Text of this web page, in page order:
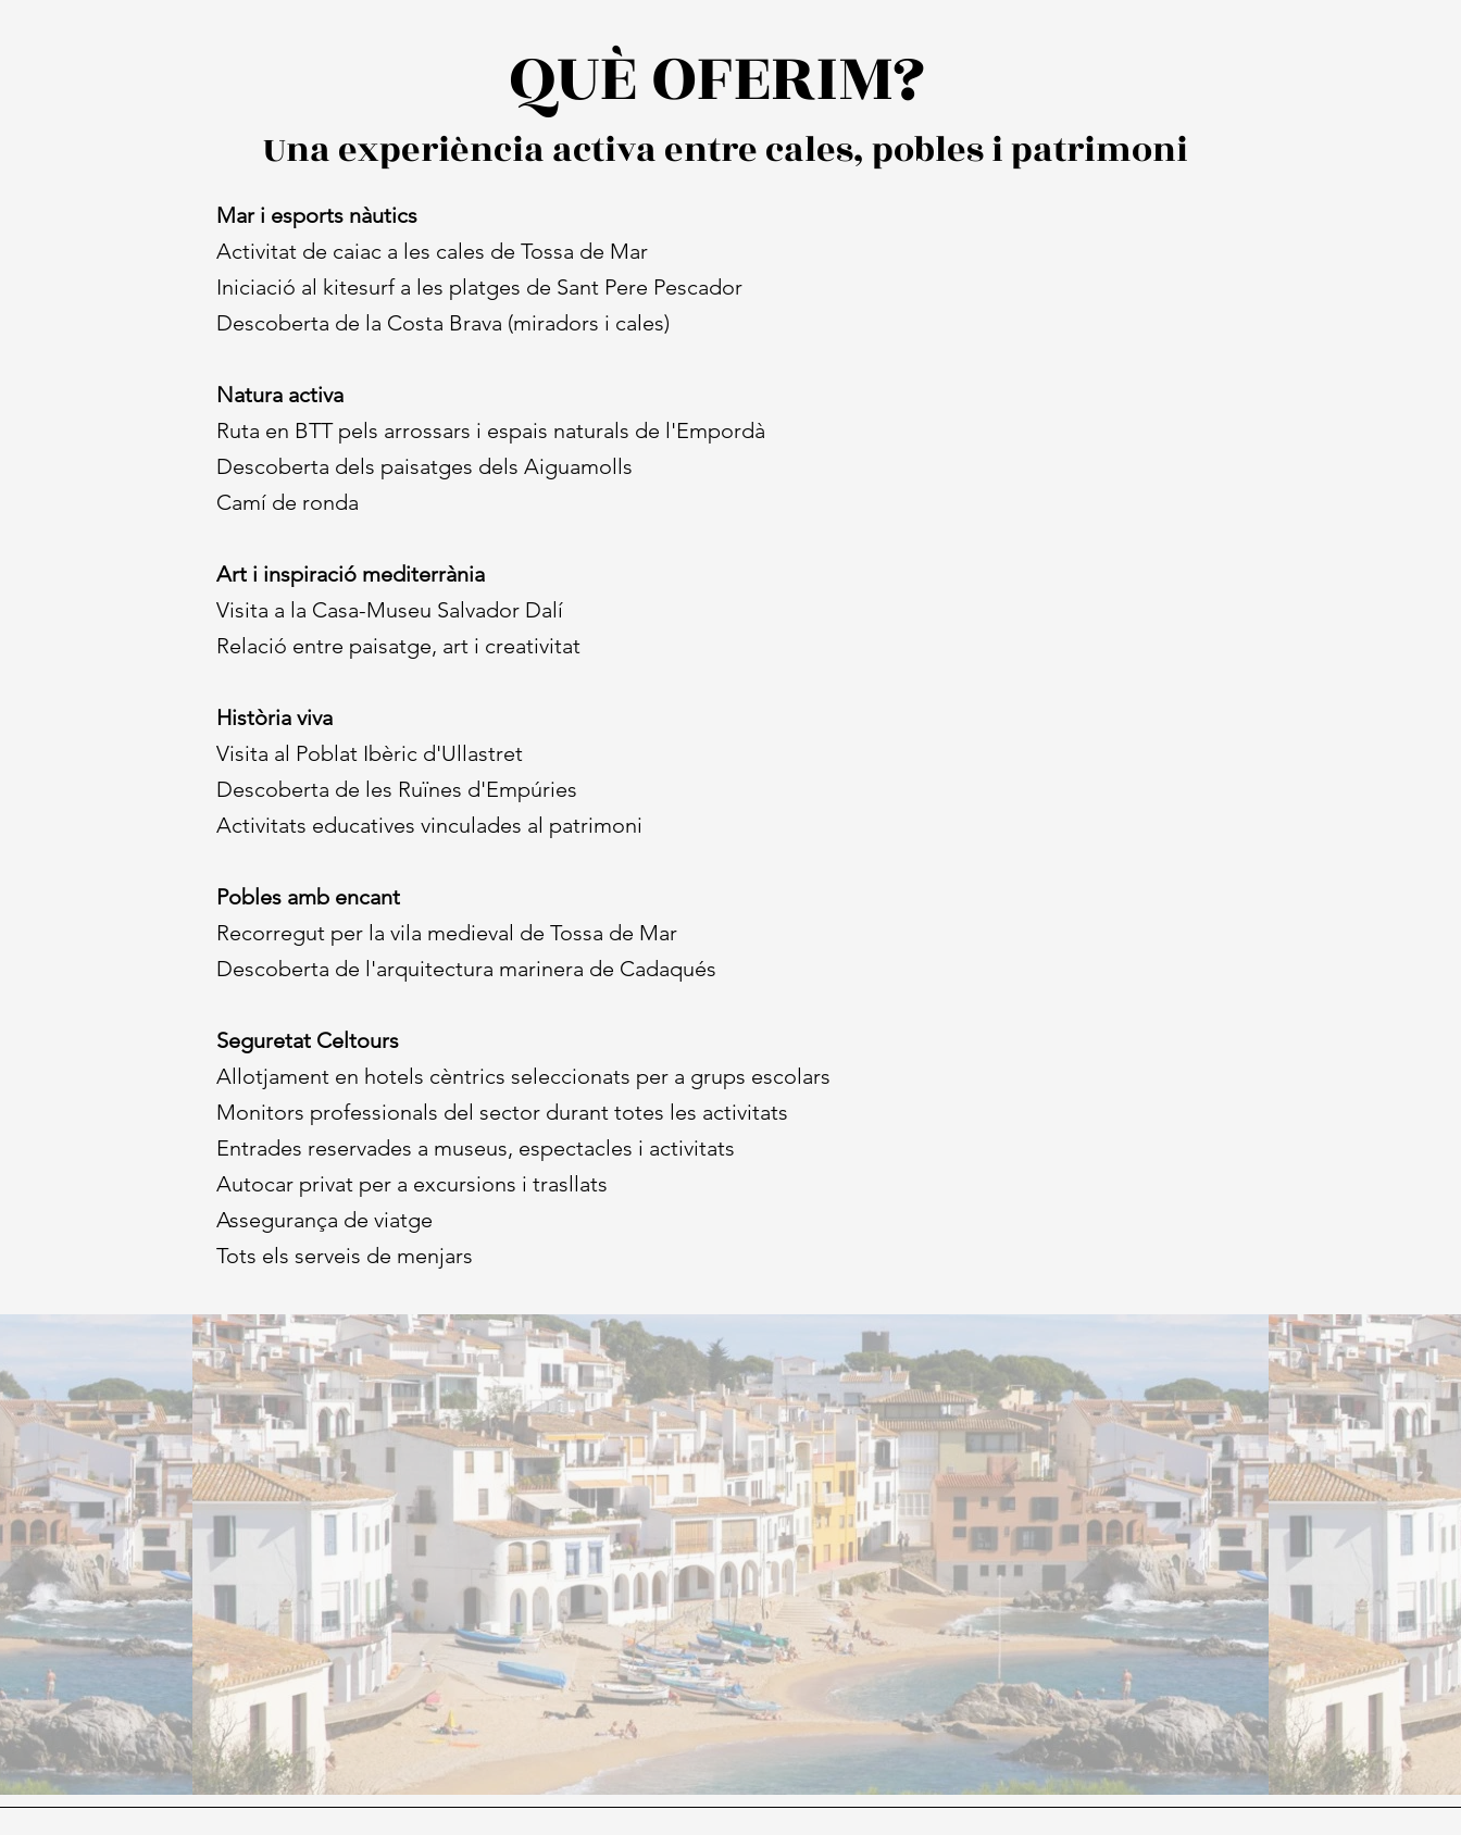
QUÈ OFERIM?
Una experiència activa entre cales, pobles i patrimoni
Mar i esports nàutics
Activitat de caiac a les cales de Tossa de Mar
Iniciació al kitesurf a les platges de Sant Pere Pescador
Descoberta de la Costa Brava (miradors i cales)
Natura activa
Ruta en BTT pels arrossars i espais naturals de l'Empordà
Descoberta dels paisatges dels Aiguamolls
Camí de ronda
Art i inspiració mediterrània
Visita a la Casa-Museu Salvador Dalí
Relació entre paisatge, art i creativitat
Història viva
Visita al Poblat Ibèric d'Ullastret
Descoberta de les Ruïnes d'Empúries
Activitats educatives vinculades al patrimoni
Pobles amb encant
Recorregut per la vila medieval de Tossa de Mar
Descoberta de l'arquitectura marinera de Cadaqués
Seguretat Celtours
​Allotjament en hotels cèntrics seleccionats per a grups escolars
Monitors professionals del sector durant totes les activitats
Entrades reservades a museus, espectacles i activitats
Autocar privat per a excursions i trasllats
Assegurança de viatge
Tots els serveis de menjars